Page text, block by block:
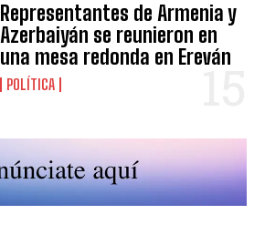
Representantes de Armenia y
Azerbaiyán se reunieron en
una mesa redonda en Ereván
POLÍTICA